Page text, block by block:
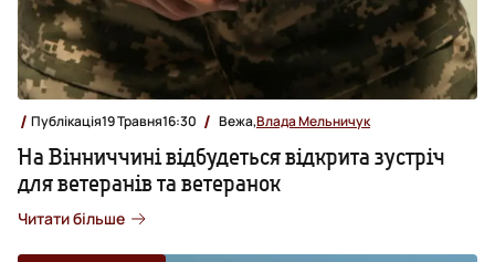
Публікація19 Травня16:30 Вежа,Влада Мельничук
На Вінниччині відбудеться відкрита зустріч
для ветеранів та ветеранок
Читати більше